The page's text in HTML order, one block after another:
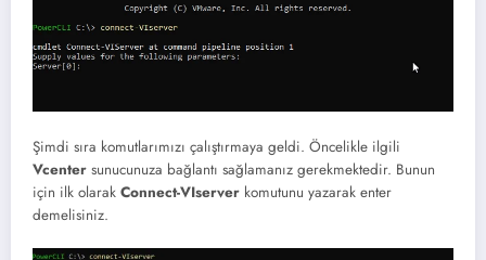
Şimdi sıra komutlarımızı çalıştırmaya geldi. Öncelikle ilgili
Vcenter sunucunuza bağlantı sağlamanız gerekmektedir. Bunun
için ilk olarak Connect-VIserver komutunu yazarak enter
demelisiniz.